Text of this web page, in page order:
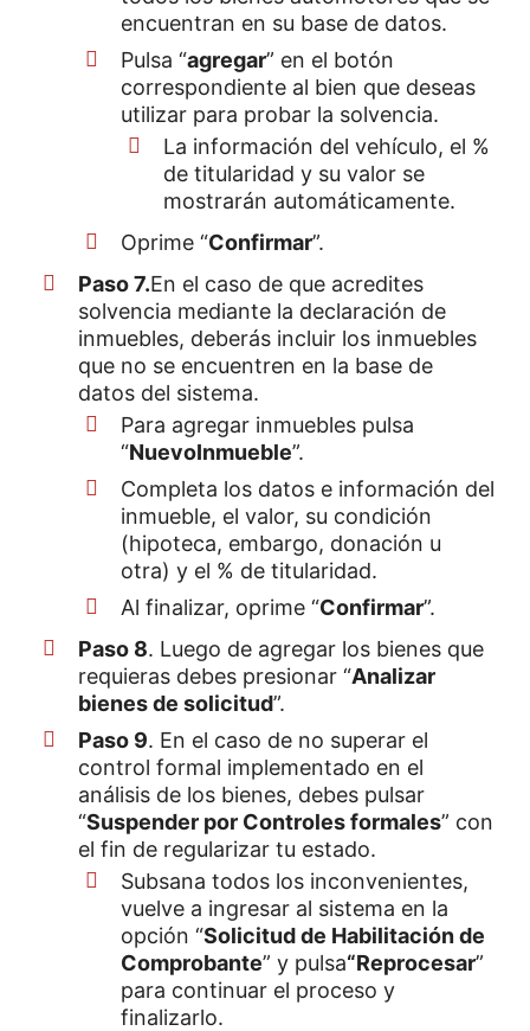
encuentran en su base de datos.
Pulsa “agregar” en el botón
correspondiente al bien que deseas
utilizar para probar la solvencia.
La información del vehículo, el %
de titularidad y su valor se
mostrarán automáticamente.
Oprime “Confirmar”.
Paso 7.En el caso de que acredites
solvencia mediante la declaración de
inmuebles, deberás incluir los inmuebles
que no se encuentren en la base de
datos del sistema.
Para agregar inmuebles pulsa
“NuevoInmueble”.
Completa los datos e información del
inmueble, el valor, su condición
(hipoteca, embargo, donación u
otra) y el % de titularidad.
Al finalizar, oprime “Confirmar”.
Paso 8. Luego de agregar los bienes que
requieras debes presionar “Analizar
bienes de solicitud”.
Paso 9. En el caso de no superar el
control formal implementado en el
análisis de los bienes, debes pulsar
“Suspender por Controles formales” con
el fin de regularizar tu estado.
Subsana todos los inconvenientes,
vuelve a ingresar al sistema en la
opción “Solicitud de Habilitación de
Comprobante” y pulsa“Reprocesar”
para continuar el proceso y
finalizarlo.